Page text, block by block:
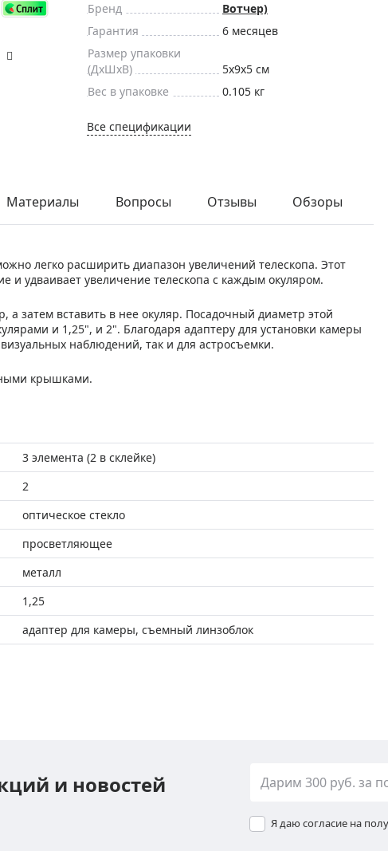
Элементы питания, карты
Фотоловушки
Фотооборудование
Бренд
Вотчер)
Гарантия
6 месяцев
Размер упаковки
(ДxШxВ)
5x9x5 см
Вес в упаковке
0.105 кг
Все спецификации
Материалы Вопросы Отзывы Обзоры
легко расширить диапазон увеличений телескопа. Этот
и удваивает увеличение телескопа с каждым окуляром.
а затем вставить в нее окуляр. Посадочный диаметр этой
и 1,25", и 2". Благодаря адаптеру для установки камеры
наблюдений, так и для астросъемки.
крышками.
3 элемента (2 в склейке)
2
оптическое стекло
просветляющее
металл
1,25
адаптер для камеры, съемный линзоблок
и новостей
Я даю согласие на